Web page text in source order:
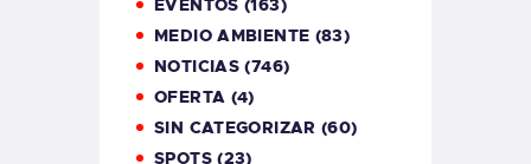
EVENTOS (163)
MEDIO AMBIENTE (83)
NOTICIAS (746)
OFERTA (4)
SIN CATEGORIZAR (60)
SPOTS(23)